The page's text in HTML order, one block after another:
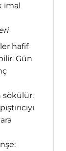
imal
hafif
Gün
sökülür.